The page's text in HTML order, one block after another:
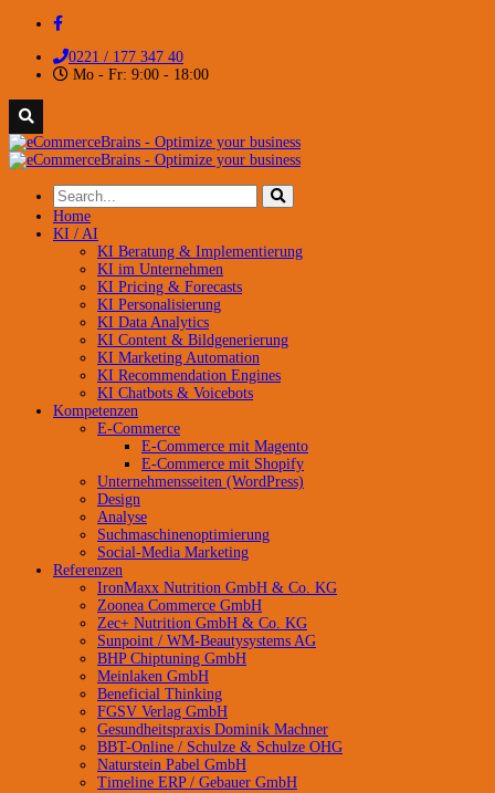
0221 / 177 347 40
Mo - Fr: 9:00 - 18:00
Home
KI / AI
KI Beratung & Implementierung
KI im Unternehmen
KI Pricing & Forecasts
KI Personalisierung
KI Data Analytics
KI Content & Bildgenerierung
KI Marketing Automation
KI Recommendation Engines
KI Chatbots & Voicebots
Kompetenzen
E-Commerce
E-Commerce mit Magento
E-Commerce mit Shopify
Unternehmensseiten (WordPress)
Design
Analyse
Suchmaschinenoptimierung
Social-Media Marketing
Referenzen
IronMaxx Nutrition GmbH & Co. KG
Zoonea Commerce GmbH
Zec+ Nutrition GmbH & Co. KG
Sunpoint / WM-Beautysystems AG
BHP Chiptuning GmbH
Meinlaken GmbH
Beneficial Thinking
FGSV Verlag GmbH
Gesundheitspraxis Dominik Machner
BBT-Online / Schulze & Schulze OHG
Naturstein Pabel GmbH
Timeline ERP / Gebauer GmbH